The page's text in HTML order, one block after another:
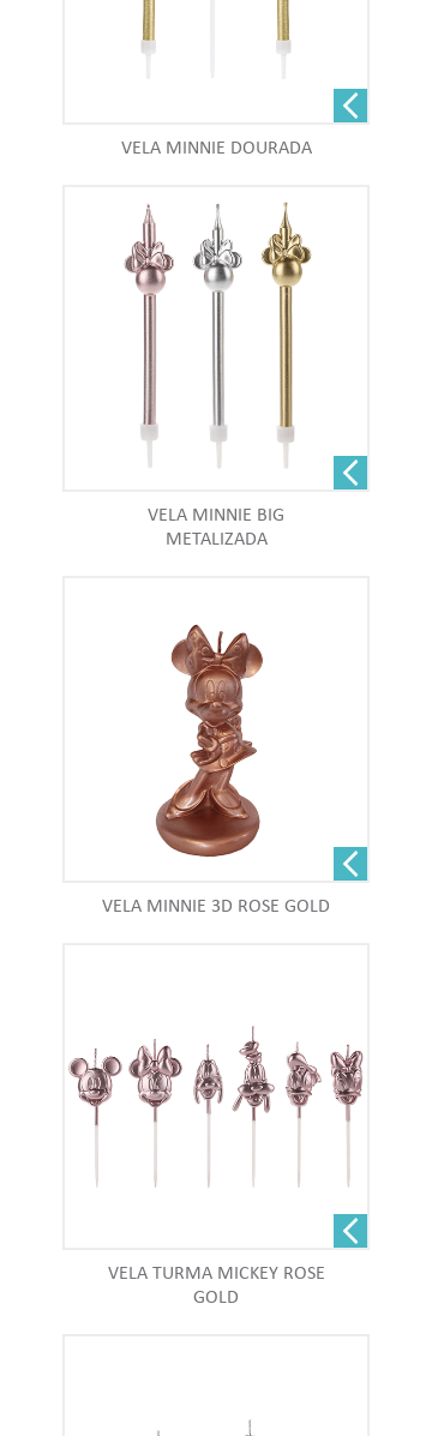
VELA MINNIE DOURADA
VELA MINNIE BIG
METALIZADA
VELA MINNIE 3D ROSE GOLD
VELA TURMA MICKEY ROSE
GOLD